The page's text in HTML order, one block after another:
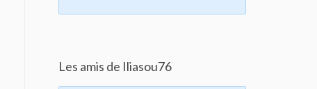
Les amis de Iliasou76